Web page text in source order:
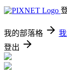
我的部落格
登出